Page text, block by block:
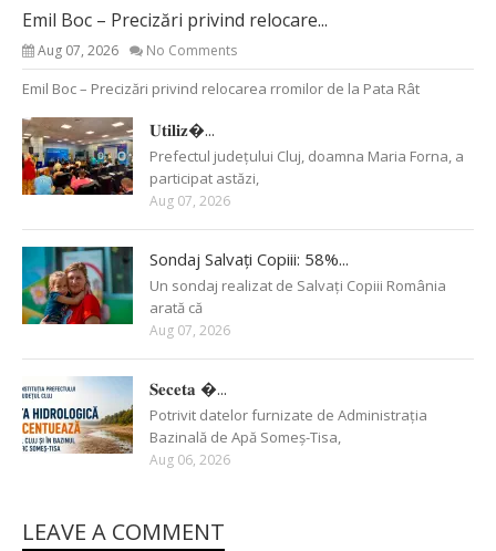
Emil Boc – Precizări privind relocare...
Aug 07, 2026 No Comments
Emil Boc – Precizări privind relocarea rromilor de la Pata Rât
𝐔𝐭𝐢𝐥𝐢𝐳�...
Prefectul județului Cluj, doamna Maria Forna, a
participat astăzi,
Aug 07, 2026
Sondaj Salvați Copiii: 58%...
Un sondaj realizat de Salvați Copiii România
arată că
Aug 07, 2026
𝐒𝐞𝐜𝐞𝐭𝐚 �...
Potrivit datelor furnizate de Administrația
Bazinală de Apă Someș-Tisa,
Aug 06, 2026
LEAVE A COMMENT